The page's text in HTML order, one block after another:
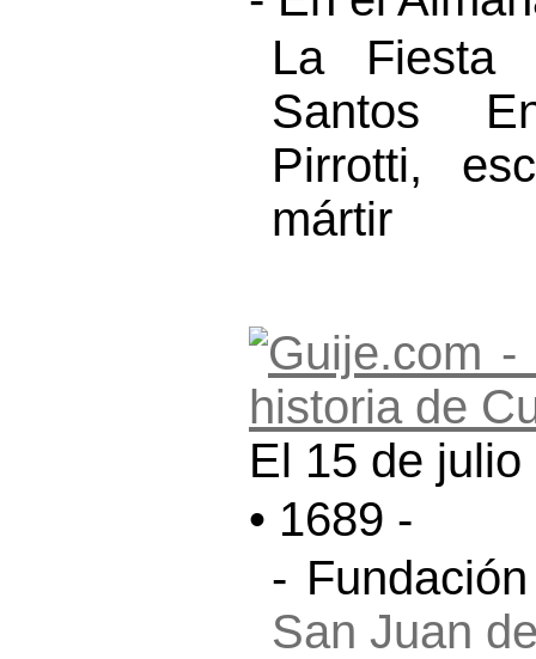
La Fiesta
Santos
Pirrotti,
mártir
El 15 de
• 1689 -
-
San Juan